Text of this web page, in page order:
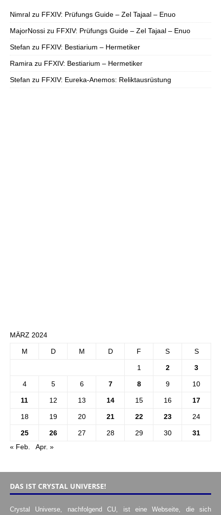
Nimral zu FFXIV: Prüfungs Guide – Zel Tajaal – Enuo
MajorNossi zu FFXIV: Prüfungs Guide – Zel Tajaal – Enuo
Stefan zu FFXIV: Bestiarium – Hermetiker
Ramira zu FFXIV: Bestiarium – Hermetiker
Stefan zu FFXIV: Eureka-Anemos: Reliktausrüstung
MÄRZ 2024
M D M D F S S
1 2 3
4 5 6 7 8 9 10
11 12 13 14 15 16 17
18 19 20 21 22 23 24
25 26 27 28 29 30
31
« Feb.
Apr. »
DAS IST CRYSTAL UNIVERSE!
Crystal Universe, nachfolgend CU, ist eine Webseite, die sich